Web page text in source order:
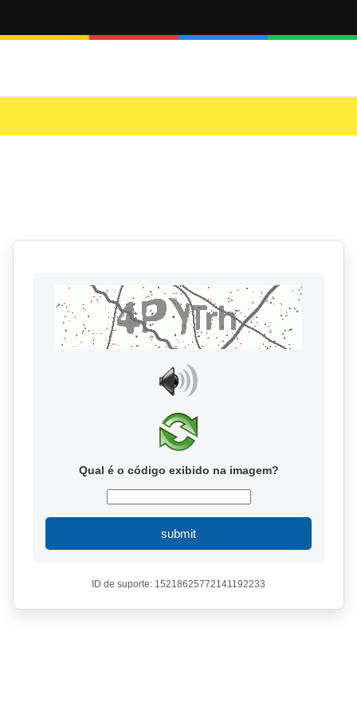
Qual é o código exibido na imagem?
submit
ID de suporte: 15218625772141192233